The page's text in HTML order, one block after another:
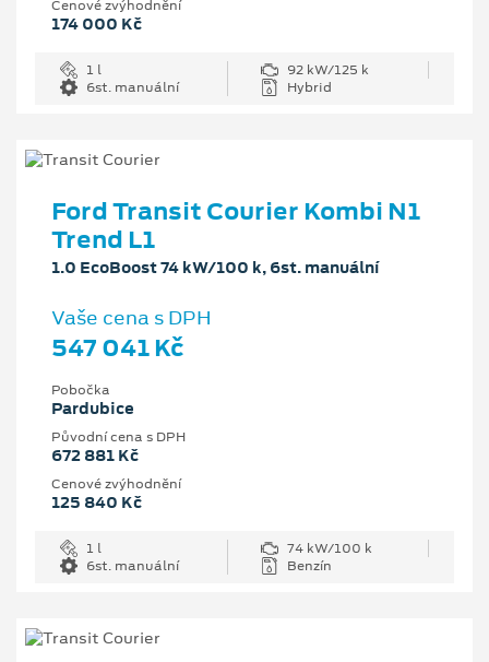
Cenové zvýhodnění
174 000 Kč
1 l
92 kW/125 k
6st. manuální
Hybrid
Ford Transit Courier Kombi N1
Trend L1
1.0 EcoBoost 74 kW/100 k, 6st. manuální
Vaše cena s DPH
547 041 Kč
Pobočka
Pardubice
Původní cena s DPH
672 881 Kč
Cenové zvýhodnění
125 840 Kč
1 l
74 kW/100 k
6st. manuální
Benzín